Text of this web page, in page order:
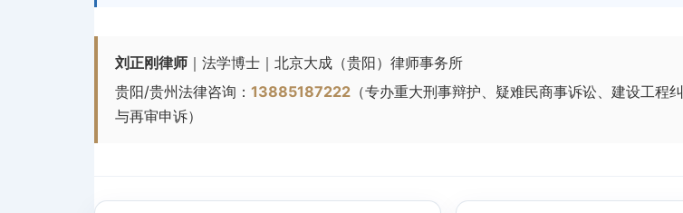
刘正刚律师 ｜法学博士｜北京大成（贵阳）律师事务所
贵阳/贵州法律咨询：13885187222 （专办重大刑事辩护、疑难民商事诉讼、建设工程
与再审申诉）